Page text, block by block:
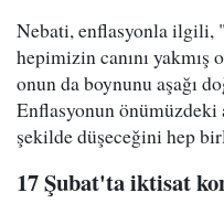
Nebati, enflasyonla ilgili,
hepimizin canını yakmış
onun da boynunu aşağı
Enflasyonun
şekilde düşeceğini hep
17 Şubat'ta iktisat